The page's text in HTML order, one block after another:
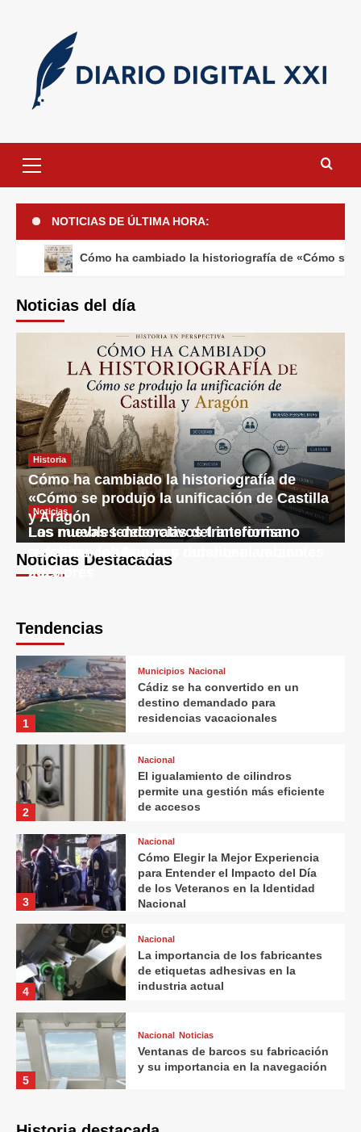
contenido
primario
NOTICIAS DE ÚLTIMA HORA:
Cómo ha cambiado la historiografía de «Cómo
Noticias del día
Historia
Cómo ha cambiado la historiografía de
«Cómo se produjo la unificación de Castilla
y Aragón
Cultura
Cómo se comparan las costumbres y las
supersticiones en la vida cotidiana
Municipios Turismo y ocio
vivienda
Historia
Europa: cómo se produjo la unificación de
Noticias Destacadas
Noticias
Los muebles decorativos transforman
espacios cotidianos y redefinen ambientes
interiores
Noticias
Las nuevas tendencias del interiorismo
redefinen los hogares durante el verano
2026
Tendencias
1
Municipios Nacional
Cádiz se ha convertido en un
destino demandado para
residencias vacacionales
2
Nacional
El igualamiento de cilindros
permite una gestión más eficiente
de accesos
3
Nacional
Cómo Elegir la Mejor Experiencia
para Entender el Impacto del Día
de los Veteranos en la Identidad
Nacional
4
Nacional
La importancia de los fabricantes
de etiquetas adhesivas en la
industria actual
5
Nacional Noticias
Ventanas de barcos su fabricación
y su importancia en la navegación